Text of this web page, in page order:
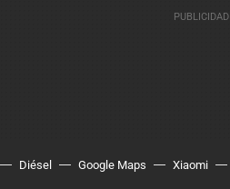
Diésel Google Maps Xiaomi